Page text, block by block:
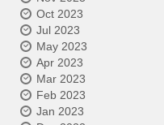
Oct 2023
Jul 2023
May 2023
Apr 2023
Mar 2023
Feb 2023
Jan 2023